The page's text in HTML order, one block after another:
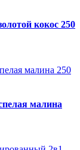
кокос 250
малина